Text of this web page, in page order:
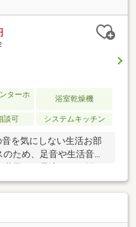
ターホ
浴室乾燥機
談可 システムキッチン
を気にしない生活お部
ため、足音や生活音を
世帯にも最適です。採
の3方向角住戸で、明
富な収納力2箇所のWIC
住スペースを広く使え
徒歩5分圏内に商業施